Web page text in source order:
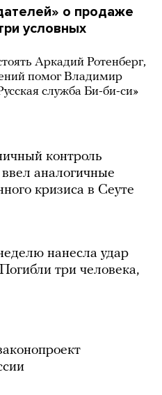
о продаже
условных
Аркадий Ротенберг,
помог Владимир
служба Би-би-си»
контроль
аналогичные
кризиса в Сеуте
нанесла удар
три человека,